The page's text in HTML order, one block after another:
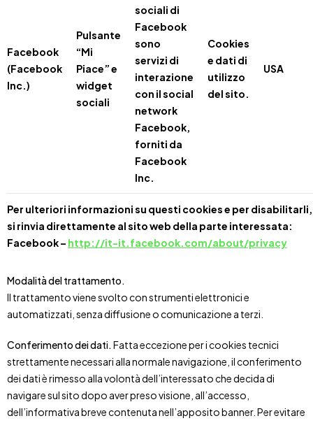
Facebook
(Facebook
Inc.)
Pulsante
“Mi
Piace” e
widget
sociali
sociali di
Facebook
sono
servizi di
interazione
con il social
network
Facebook,
forniti da
Facebook
Inc.
Cookies
e dati di
utilizzo
del sito.
USA
Per ulteriori informazioni su questi cookies e per disabilitarli,
si rinvia direttamente al sito web della parte interessata:
Facebook – http://it-it.facebook.com/about/privacy
Modalità del trattamento.
Il trattamento viene svolto con strumenti elettronici e
automatizzati, senza diffusione o comunicazione a terzi.
Conferimento dei dati. Fatta eccezione per i cookies tecnici
strettamente necessari alla normale navigazione, il conferimento
dei dati è rimesso alla volontà dell’interessato che decida di
navigare sul sito dopo aver preso visione, all’accesso,
dell’informativa breve contenuta nell’apposito banner. Per evitare